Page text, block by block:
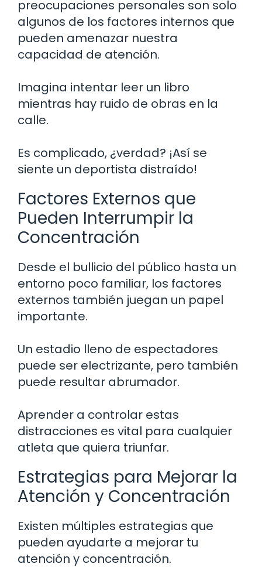
preocupaciones personales son solo
algunos de los factores internos que
pueden amenazar nuestra
capacidad de atención.
Imagina intentar leer un libro
mientras hay ruido de obras en la
calle.
Es complicado, ¿verdad? ¡Así se
siente un deportista distraído!
Factores Externos que
Pueden Interrumpir la
Concentración
Desde el bullicio del público hasta un
entorno poco familiar, los factores
externos también juegan un papel
importante.
Un estadio lleno de espectadores
puede ser electrizante, pero también
puede resultar abrumador.
Aprender a controlar estas
distracciones es vital para cualquier
atleta que quiera triunfar.
Estrategias para Mejorar la
Atención y Concentración
Existen múltiples estrategias que
pueden ayudarte a mejorar tu
atención y concentración.